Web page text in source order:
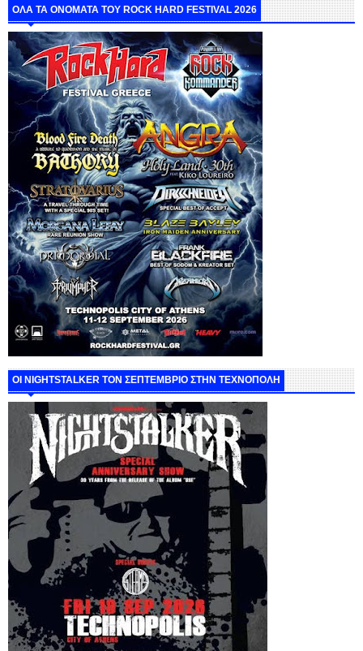
ΟΛΑ ΤΑ ΟΝΟΜΑΤΑ ΤΟΥ ROCK HARD FESTIVAL 2026
ΟΙ NIGHTSTALKER ΤΟΝ ΣΕΠΤΕΜΒΡΙΟ ΣΤΗΝ ΤΕΧΝΟΠΟΛΗ